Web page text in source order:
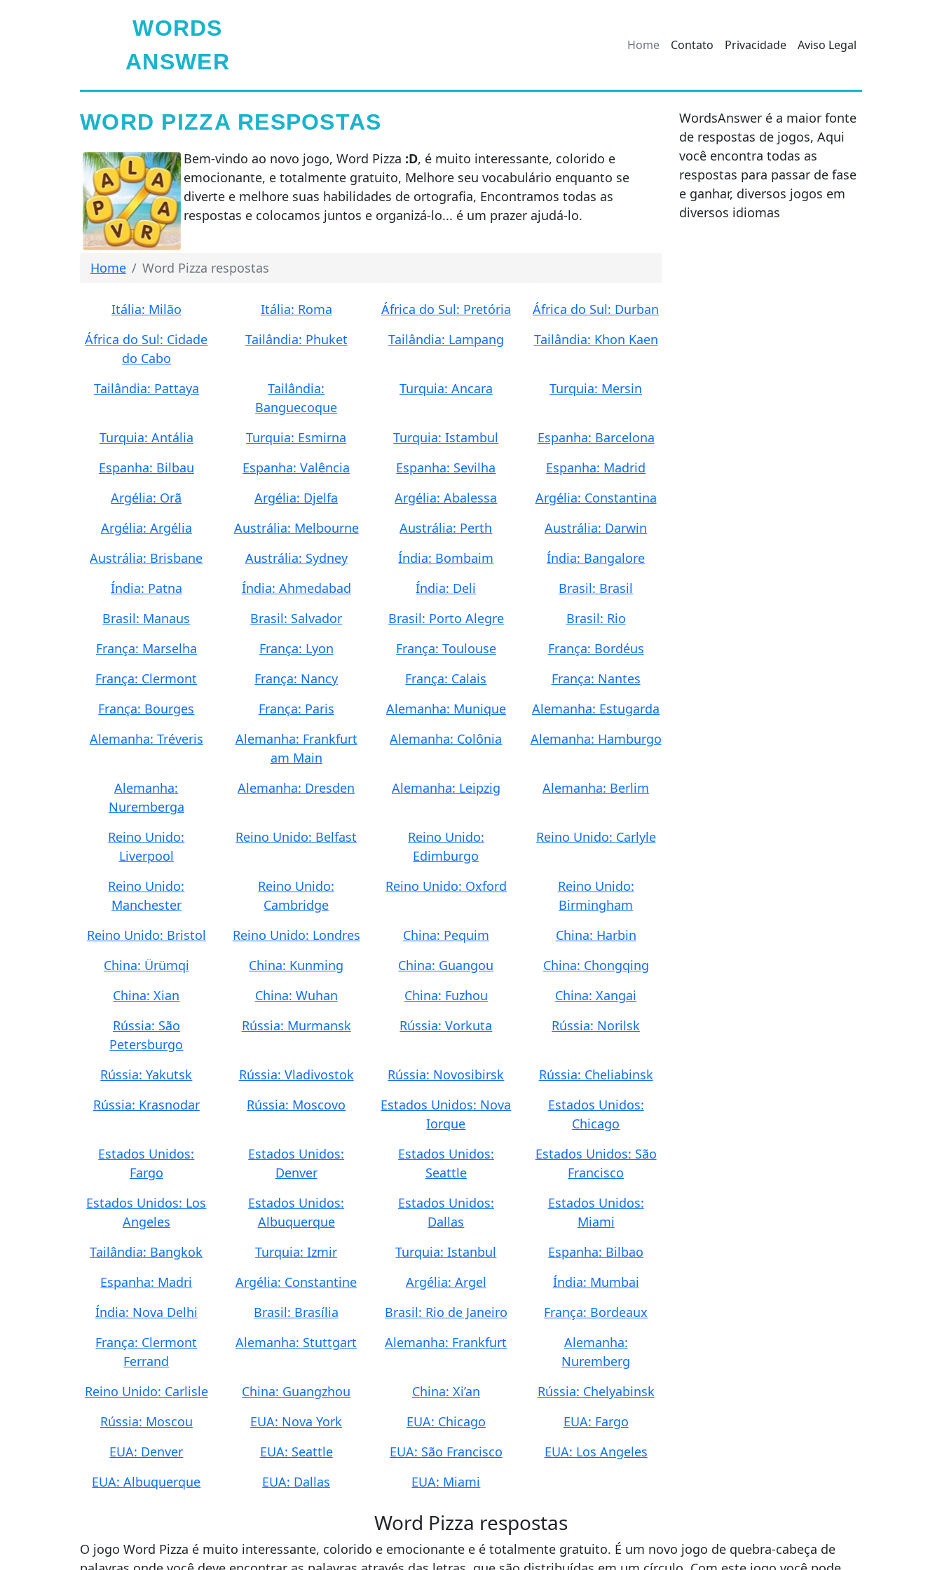
WORDS
ANSWER
Home Contato Privacidade Aviso Legal
WORD PIZZA RESPOSTAS
Bem-vindo ao novo jogo, Word Pizza :D, é muito interessante, colorido e
emocionante, e totalmente gratuito, Melhore seu vocabulário enquanto se
diverte e melhore suas habilidades de ortografia, Encontramos todas as
respostas e colocamos juntos e organizá-lo... é um prazer ajudá-lo.
Home Word Pizza respostas
Itália: Milão Itália: Roma África do Sul: Pretória
África do Sul: Durban
África do Sul: Cidade
do Cabo
Tailândia: Phuket Tailândia: Lampang Tailândia: Khon Kaen
Tailândia: Pattaya
Tailândia:
Banguecoque
Turquia: Ancara Turquia: Mersin
Turquia: Antália Turquia: Esmirna Turquia: Istambul
Espanha: Barcelona
Espanha: Bilbau
Espanha: Valência Espanha: Sevilha
Espanha: Madrid
Argélia: Orã
Argélia: Djelfa Argélia: Abalessa
Argélia: Constantina
Argélia: Argélia
Austrália: Melbourne Austrália: Perth
Austrália: Darwin
Austrália: Brisbane
Austrália: Sydney Índia: Bombaim
Índia: Bangalore
Índia: Patna
Índia: Ahmedabad Índia: Deli
Brasil: Brasil
Brasil: Manaus
Brasil: Salvador Brasil: Porto Alegre
Brasil: Rio
França: Marselha
França: Lyon França: Toulouse
França: Bordéus
França: Clermont
França: Nancy França: Calais
França: Nantes
França: Bourges
França: Paris Alemanha: Munique
Alemanha: Estugarda
Alemanha: Tréveris
Alemanha: Frankfurt
am Main
Alemanha: Colônia Alemanha: Hamburgo
Alemanha:
Nuremberga
Alemanha: Dresden Alemanha: Leipzig Alemanha: Berlim
Reino Unido:
Liverpool
Reino Unido: Belfast
Reino Unido:
Edimburgo
Reino Unido: Carlyle
Reino Unido:
Manchester
Reino Unido:
Cambridge
Reino Unido: Oxford
Reino Unido:
Birmingham
Reino Unido: Bristol
Reino Unido: Londres China: Pequim
China: Harbin
China: Ürümqi
China: Kunming China: Guangou
China: Chongqing
China: Xian
China: Wuhan China: Fuzhou
China: Xangai
Rússia: São
Petersburgo
Rússia: Murmansk Rússia: Vorkuta Rússia: Norilsk
Rússia: Yakutsk Rússia: Vladivostok Rússia: Novosibirsk
Rússia: Cheliabinsk
Rússia: Krasnodar
Rússia: Moscovo
Estados Unidos: Nova
Iorque
Estados Unidos:
Chicago
Estados Unidos:
Fargo
Estados Unidos:
Denver
Estados Unidos:
Seattle
Estados Unidos: São
Francisco
Estados Unidos: Los
Angeles
Estados Unidos:
Albuquerque
Estados Unidos:
Dallas
Estados Unidos:
Miami
Tailândia: Bangkok
Turquia: Izmir Turquia: Istanbul
Espanha: Bilbao
Espanha: Madri
Argélia: Constantine Argélia: Argel
Índia: Mumbai
Índia: Nova Delhi
Brasil: Brasília Brasil: Rio de Janeiro
França: Bordeaux
França: Clermont
Ferrand
Alemanha: Stuttgart Alemanha: Frankfurt
Alemanha:
Nuremberg
Reino Unido: Carlisle
China: Guangzhou China: Xi’an
Rússia: Chelyabinsk
Rússia: Moscou
EUA: Nova York EUA: Chicago
EUA: Fargo
EUA: Denver
EUA: Seattle EUA: São Francisco
EUA: Los Angeles
EUA: Albuquerque
EUA: Dallas EUA: Miami
WordsAnswer é a maior fonte
de respostas de jogos, Aqui
você encontra todas as
respostas para passar de fase
e ganhar, diversos jogos em
diversos idiomas
Word Pizza respostas
O jogo Word Pizza é muito interessante, colorido e emocionante e é totalmente gratuito. É um novo jogo de quebra-cabeça de